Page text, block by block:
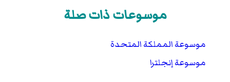
موسوعات ذات صلة
موسوعة المملكة المتحدة
موسوعة إنجلترا